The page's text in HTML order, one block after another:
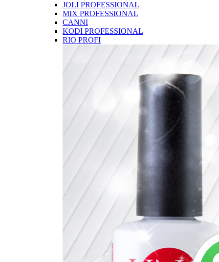
JOLI PROFESSIONAL
MIX PROFESSIONAL
CANNI
KODI PROFESSIONAL
RIO PROFI